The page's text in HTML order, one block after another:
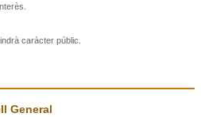
caràcter públic.
General